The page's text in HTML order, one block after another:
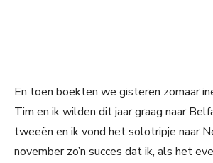
En toen boekten we gisteren zomaar
Tim en ik wilden dit jaar graag naar
tweeën en ik vond het solotripje naar
november zo’n succes dat ik, als het